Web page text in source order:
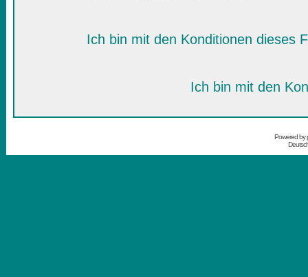
Ich bin mit den Konditionen dieses
Ich bin mit den
Powered by